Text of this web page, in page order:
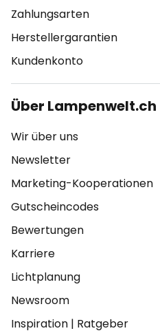
Zahlungsarten
Herstellergarantien
Kundenkonto
Über Lampenwelt.ch
Wir über uns
Newsletter
Marketing-Kooperationen
Gutscheincodes
Bewertungen
Karriere
Lichtplanung
Newsroom
Inspiration | Ratgeber